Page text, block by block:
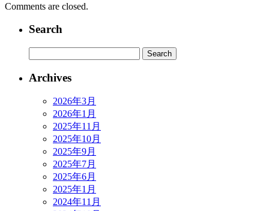
Comments are closed.
Search
Archives
2026年3月
2026年1月
2025年11月
2025年10月
2025年9月
2025年7月
2025年6月
2025年1月
2024年11月